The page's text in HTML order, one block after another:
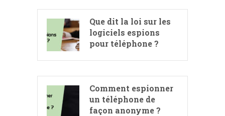
Que dit la loi sur les
logiciels espions
pour téléphone ?
Comment espionner
un téléphone de
façon anonyme ?